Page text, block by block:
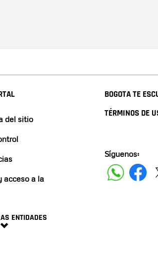
del sitio
acceso a la
ENTIDADES
BOGOTA TE
TÉRMINOS DE
Síguenos: